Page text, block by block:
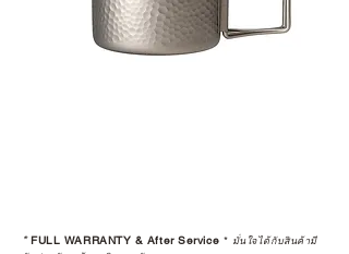
*FULL WARRANTY & After Service * มั่นใจได้กับสินค้ามี